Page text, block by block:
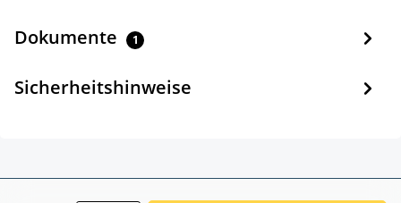
Dokumente 1
Sicherheitshinweise